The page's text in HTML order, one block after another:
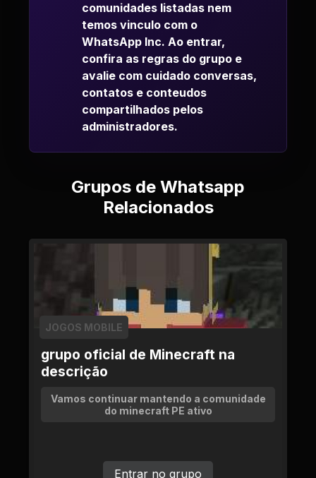
comunidades listadas nem
temos vinculo com o
WhatsApp Inc. Ao entrar,
confira as regras do grupo e
avalie com cuidado conversas,
contatos e conteudos
compartilhados pelos
administradores.
Grupos de Whatsapp
Relacionados
grupo oficial de Minecraft na
descrição
JOGOS MOBILE
Vamos continuar mantendo a comunidade
do minecraft PE ativo
Entrar no grupo